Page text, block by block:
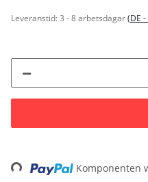
Leveranstid:3 - 8 arbetsdagar(DE
Loading... Komponenten